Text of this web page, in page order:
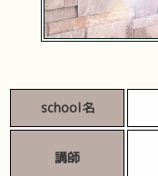
school名
講師